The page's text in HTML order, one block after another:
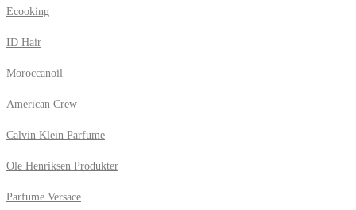
Ecooking
ID Hair
Moroccanoil
American Crew
Calvin Klein Parfume
Ole Henriksen Produkter
Parfume Versace